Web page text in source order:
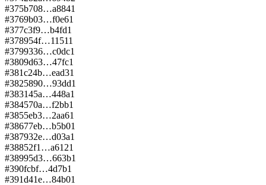
#375b708…a8841
#3769b03…f0e61
#377c3f9…b4fd1
#378954f…11511
#3799336…c0dc1
#3809d63…47fc1
#381c24b…ead31
#3825890…93dd1
#383145a…448a1
#384570a…f2bb1
#3855eb3…2aa61
#38677eb…b5b01
#387932e…d03a1
#38852f1…a6121
#38995d3…663b1
#390fcbf…4d7b1
#391d41e…84b01